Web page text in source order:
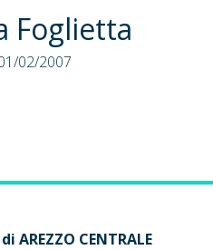
Foglietta
02/2007
AREZZO CENTRALE